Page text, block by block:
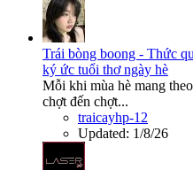
Trái bòng boong - Thức
ký ức tuổi thơ ngày hè
Mỗi khi mùa hè mang
chợt đến chợt...
traicayhp-12
Updated: 1/8/26